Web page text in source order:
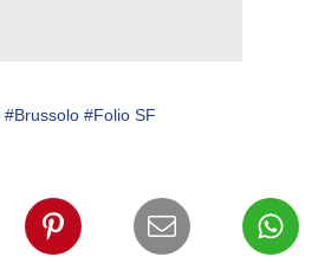
#Brussolo #Folio SF